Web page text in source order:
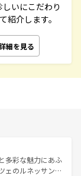
いにこだわり
紹介します。
細を見る
多彩な魅力にあふ
ェのルネッサンス